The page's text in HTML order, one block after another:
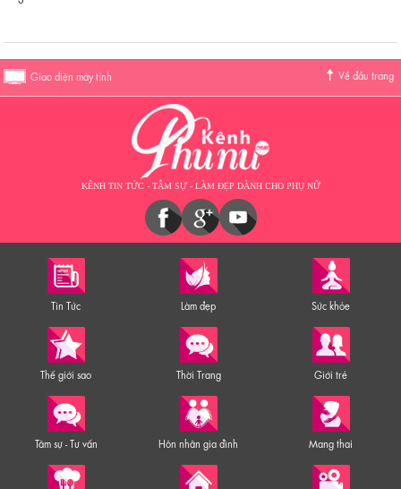
Giao diện máy tính Về đầu trang
KÊNH TIN TỨC - TÂM SỰ - LÀM ĐẸP DÀNH CHO PHỤ NỮ
Tin Tức Làm đẹp Sức khỏe
Thế giới sao Thời Trang Giới trẻ
Tâm sự - Tư vấn Hôn nhân gia đình Mang thai